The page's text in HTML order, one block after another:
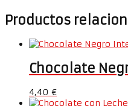
Productos
Chocolate
4,40€